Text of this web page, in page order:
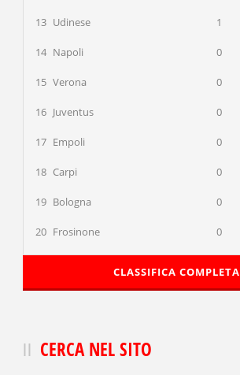
13 Udinese 1
14 Napoli 0
15 Verona 0
16 Juventus 0
17 Empoli 0
18 Carpi 0
19 Bologna 0
20 Frosinone 0
CLASSIFICA COMPLETA
CERCA NEL SITO